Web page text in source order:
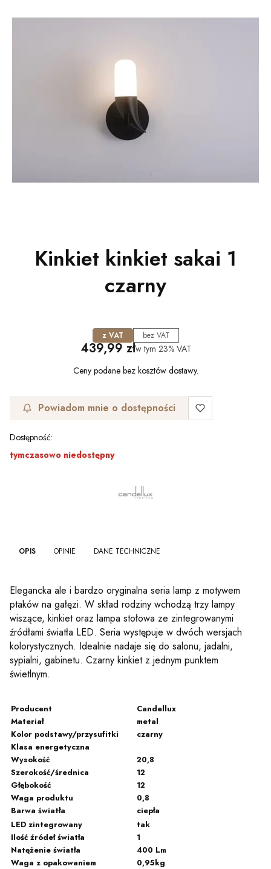
Kinkiet kinkiet sakai 1
czarny
z VAT bez VAT
Cena
439,99 złw tym 23% VAT
Ceny podane bez kosztów dostawy.
Powiadom mnie o dostępności
Dostępność:
tymczasowo niedostępny
OPIS OPINIE DANE TECHNICZNE
Elegancka ale i bardzo oryginalna seria lamp z motywem
ptaków na gałęzi. W skład rodziny wchodzą trzy lampy
wiszące, kinkiet oraz lampa stołowa ze zintegrowanymi
źródłami światła LED. Seria występuje w dwóch wersjach
kolorystycznych. Idealnie nadaje się do salonu, jadalni,
sypialni, gabinetu. Czarny kinkiet z jednym punktem
świetlnym.
Producent
Candellux
Materiał
metal
Kolor podstawy/przysufitki
czarny
Klasa energetyczna
Wysokość
20,8
Szerokość/średnica
12
Głębokość
12
Waga produktu
0,8
Barwa światła
ciepła
LED zintegrowany
tak
Ilość źródeł światła
1
Natężenie światła
400 Lm
Waga z opakowaniem
0,95kg